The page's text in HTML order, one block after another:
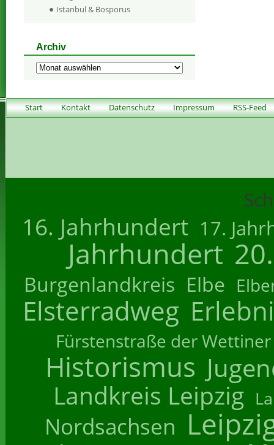
Istanbul & Bosporus
Archiv
Archiv
Start Kontakt Datenschutz Impressum RSS-Feed
16. Jahrhundert 17.
Jahrhundert
Burgenlandkreis Elbe
Elsterradweg
Fürstenstraße der Wettiner
Historismus
Landkreis Leipzig
Nordsachsen